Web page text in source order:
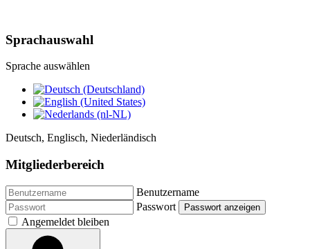
Sprachauswahl
Sprache auswählen
Deutsch, Englisch, Niederländisch
Mitgliederbereich
Benutzername
Passwort
Passwort anzeigen
Angemeldet bleiben